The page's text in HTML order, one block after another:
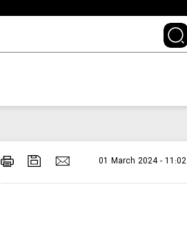
01 March 2024 - 11:02